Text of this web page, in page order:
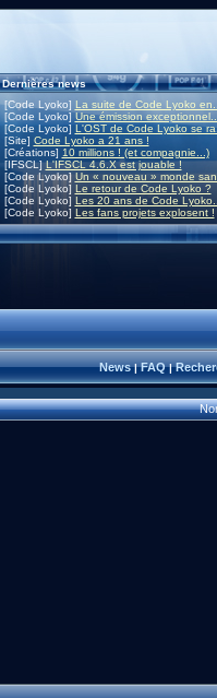
Dernières news
[Code Lyoko] La suite de Code Lyoko en...
[Code Lyoko]Une émission exceptionnel...
[Code Lyoko] L'OST de Code Lyoko se
[Site] Code Lyoko a 21 ans !
[Créations] 10 millions ! (et compagnie...)
[IFSCL]L'IFSCL 4.6.X est jouable !
[Code Lyoko] Un « nouveau » monde
[Code Lyoko] Le retour de Code Lyoko ?
[Code Lyoko] Les 20 ans de Code Lyoko...
[Code Lyoko] Les fans projets explosent !
News|FAQ|